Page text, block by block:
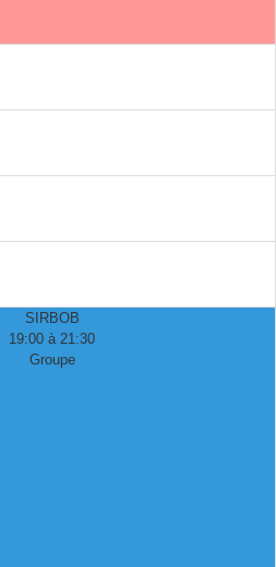
SIRBOB
19:00 à 21:30
Groupe